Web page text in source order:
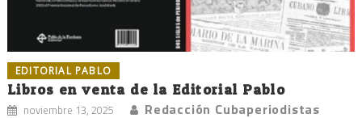
EDITORIAL PABLO
Libros en venta de la Editorial Pablo
noviembre 13, 2025 Redacción Cubaperiodistas